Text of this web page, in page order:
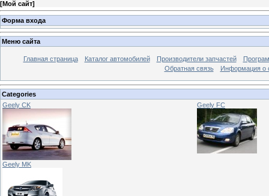
[Мой сайт]
Форма входа
Меню сайта
Главная страница Каталог автомобилей Производители запчастей
Обратная связь
Информация о
Categories
Geely CK
Geely FC
Geely MK